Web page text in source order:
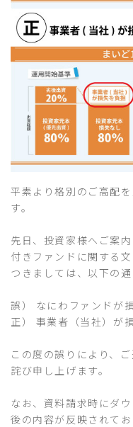
平素より格別のご高配
す。
先日、投資家様へご案
付きファンドに関する
つきましては、以下の
誤） なにわファンドが
正） 事業者（当社）が
この度の誤りにより、
詫び申し上げます。
なお、資料請求時にダ
後の内容が反映されて